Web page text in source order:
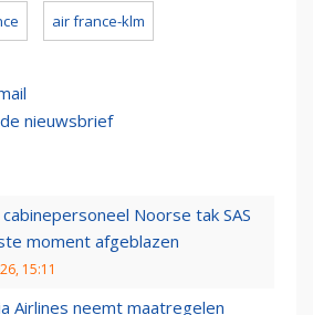
air france-klm
nieuwsbrief
cabinepersoneel Noorse tak SAS
moment afgeblazen
15:11
Airlines neemt maatregelen